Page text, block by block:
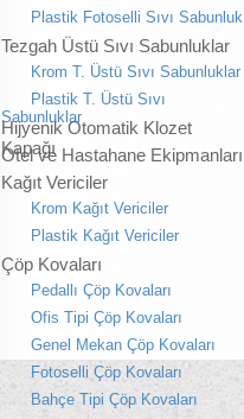
Plastik Fotoselli Sıvı Sabunluk
Tezgah Üstü Sıvı Sabunluklar
Krom T. Üstü Sıvı Sabunluklar
Plastik T. Üstü Sıvı
Sabunluklar
Hijyenik Otomatik Klozet
Kapağı
Otel ve Hastahane Ekipmanları
Kağıt Vericiler
Krom Kağıt Vericiler
Plastik Kağıt Vericiler
Çöp Kovaları
Pedallı Çöp Kovaları
Ofis Tipi Çöp Kovaları
Genel Mekan Çöp Kovaları
Fotoselli Çöp Kovaları
Bahçe Tipi Çöp Kovaları